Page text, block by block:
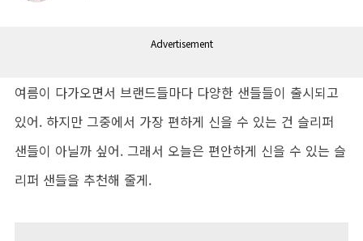
Advertisement
여름이 다가오면서 브랜드들마다 다양한 샌들들이 출시되고
있어. 하지만 그중에서 가장 편하게 신을 수 있는 건 슬리퍼
샌들이 아닐까 싶어. 그래서 오늘은 편안하게 신을 수 있는 슬
리퍼 샌들을 추천해 줄게.